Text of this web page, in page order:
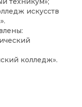
искусств
колледж».